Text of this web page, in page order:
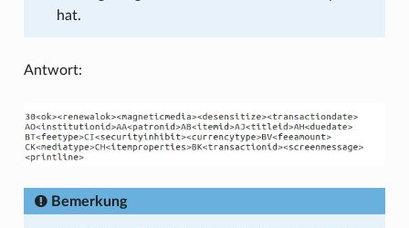
hat.
Antwort:
Bemerkung